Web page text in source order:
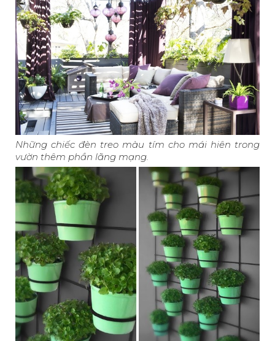
Những chiếc đèn treo màu tím cho mái hiên trong
vườn thêm phần lãng mạng.